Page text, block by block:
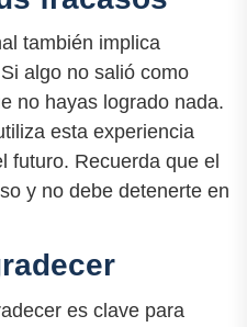
también implica
algo no salió como
no hayas logrado nada.
esta experiencia
futuro. Recuerda que el
y no debe detenerte en
es clave para